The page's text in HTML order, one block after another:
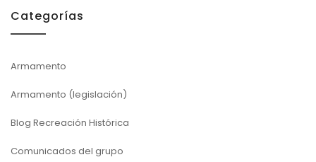
Categorías
Armamento
Armamento (legislación)
Blog Recreación Histórica
Comunicados del grupo